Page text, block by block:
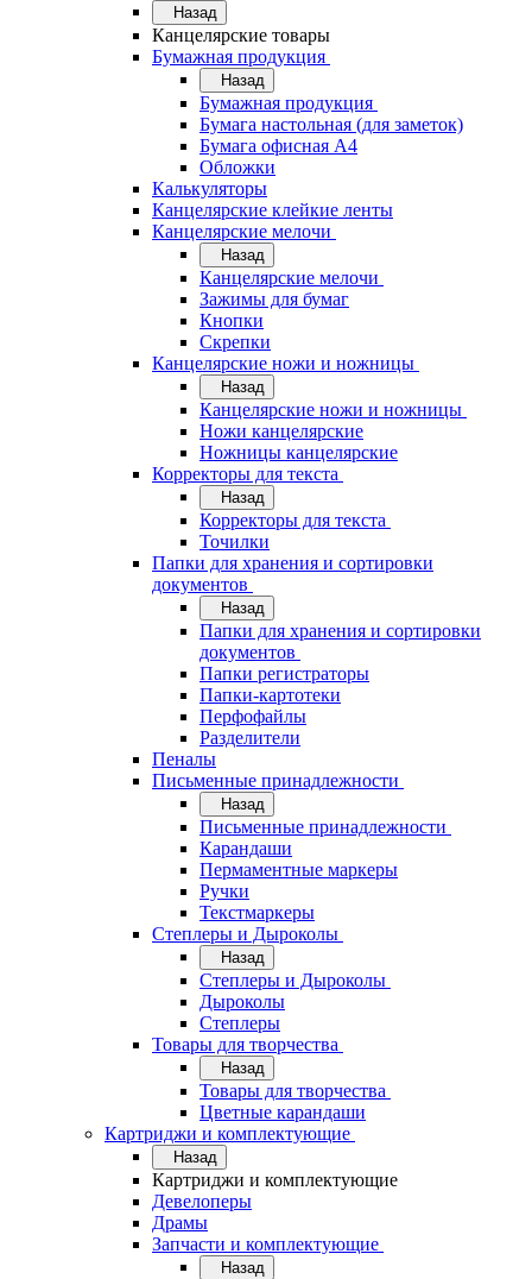
Назад
Канцелярские товары
Бумажная продукция
Назад
Бумажная продукция
Бумага настольная (для заметок)
Бумага офисная А4
Обложки
Калькуляторы
Канцелярские клейкие ленты
Канцелярские мелочи
Назад
Канцелярские мелочи
Зажимы для бумаг
Кнопки
Скрепки
Канцелярские ножи и ножницы
Назад
Канцелярские ножи и ножницы
Ножи канцелярские
Ножницы канцелярские
Корректоры для текста
Назад
Корректоры для текста
Точилки
Папки для хранения и сортировки
документов
Назад
Папки для хранения и сортировки
документов
Папки регистраторы
Папки-картотеки
Перфофайлы
Разделители
Пеналы
Письменные принадлежности
Назад
Письменные принадлежности
Карандаши
Пермаментные маркеры
Ручки
Текстмаркеры
Степлеры и Дыроколы
Назад
Степлеры и Дыроколы
Дыроколы
Степлеры
Товары для творчества
Назад
Товары для творчества
Цветные карандаши
Картриджи и комплектующие
Назад
Картриджи и комплектующие
Девелоперы
Драмы
Запчасти и комплектующие
Назад